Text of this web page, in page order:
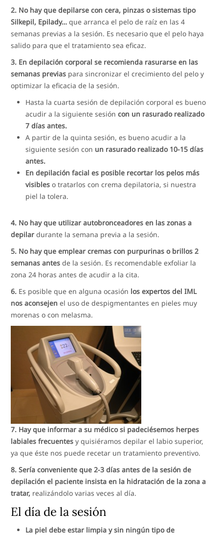
2. No hay que depilarse con cera, pinzas o sistemas tipo
Silkepil, Epilady… que arranca el pelo de raíz en las 4
semanas previas a la sesión. Es necesario que el pelo haya
salido para que el tratamiento sea eficaz.
3. En depilación corporal se recomienda rasurarse en las
semanas previas para sincronizar el crecimiento del pelo y
optimizar la eficacia de la sesión.
Hasta la cuarta sesión de depilación corporal es bueno
acudir a la siguiente sesióncon un rasurado realizado
7 días antes.
A partir de la quinta sesión, es bueno acudir a la
siguiente sesión con un rasurado realizado 10-15 días
antes.
En depilación facial es posible recortar los pelos más
visibles o tratarlos con crema depilatoria, si nuestra
piel la tolera.
4. No hay que utilizar autobronceadores en las zonas a
depilar durante la semana previa a la sesión.
5. No hay que emplear cremas con purpurinas o brillos 2
semanas antes de la sesión. Es recomendable exfoliar la
zona 24 horas antes de acudir a la cita.
6. Es posible que en alguna ocasión los expertos del IML
nos aconsejen el uso de despigmentantes en pieles muy
morenas o con melasma.
7. Hay que informar a su médico si padeciésemos herpes
labiales frecuentes y quisiéramos depilar el labio superior,
ya que éste nos puede recetar un tratamiento preventivo.
8. Sería conveniente que 2-3 días antes de la sesión de
depilación el paciente insista en la hidratación de la zona a
tratar, realizándolo varias veces al día.
El día de la sesión
La piel debe estar limpia y sin ningún tipo de